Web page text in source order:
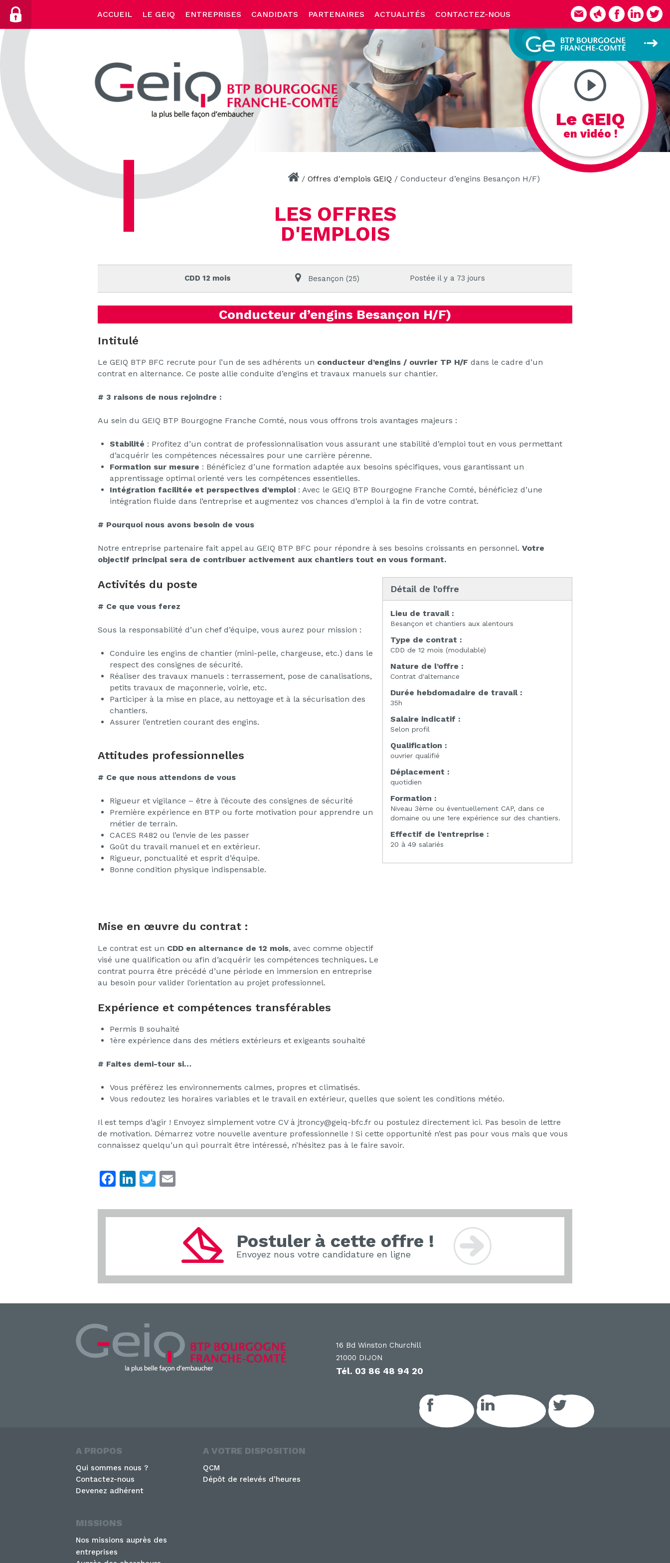
Skip
content
ACCUEIL LE GEIQ ENTREPRISES CANDIDATS PARTENAIRES ACTUALITÉS CONTACTEZ-NOUS
Le GEIQ
en vidéo !
/ Offres d'emplois GEIQ / Conducteur d’engins Besançon H/F)
LES OFFRES
D'EMPLOIS
CDD 12 mois Besançon (25) Postée il y a 73 jours
Conducteur d’engins Besançon H/F)
Intitulé
Le GEIQ BTP BFC recrute pour l’un de ses adhérents un conducteur d’engins / ouvrier TP H/F dans le cadre d’un
contrat en alternance. Ce poste allie conduite d’engins et travaux manuels sur chantier.
# 3 raisons de nous rejoindre :
Au sein du GEIQ BTP Bourgogne Franche Comté, nous vous offrons trois avantages majeurs :
Stabilité : Profitez d’un contrat de professionnalisation vous assurant une stabilité d’emploi tout en vous permettant
d’acquérir les compétences nécessaires pour une carrière pérenne.
Formation sur mesure : Bénéficiez d’une formation adaptée aux besoins spécifiques, vous garantissant un
apprentissage optimal orienté vers les compétences essentielles.
Intégration facilitée et perspectives d’emploi : Avec le GEIQ BTP Bourgogne Franche Comté, bénéficiez d’une
intégration fluide dans l’entreprise et augmentez vos chances d’emploi à la fin de votre contrat.
# Pourquoi nous avons besoin de vous
Notre entreprise partenaire fait appel au GEIQ BTP BFC pour répondre à ses besoins croissants en personnel. Votre
objectif principal sera de contribuer activement aux chantiers tout en vous formant.
Activités du poste
# Ce que vous ferez
Sous la responsabilité d’un chef d’équipe, vous aurez pour mission :
Conduire les engins de chantier (mini-pelle, chargeuse, etc.) dans le
respect des consignes de sécurité.
Réaliser des travaux manuels : terrassement, pose de canalisations,
petits travaux de maçonnerie, voirie, etc.
Participer à la mise en place, au nettoyage et à la sécurisation des
chantiers.
Assurer l’entretien courant des engins.
Attitudes professionnelles
# Ce que nous attendons de vous
Rigueur et vigilance – être à l’écoute des consignes de sécurité
Première expérience en BTP ou forte motivation pour apprendre un
métier de terrain.
CACES R482 ou l’envie de les passer
Goût du travail manuel et en extérieur.
Rigueur, ponctualité et esprit d’équipe.
Bonne condition physique indispensable.
Mise en œuvre du contrat :
Le contrat est un CDD en alternance de 12 mois, avec comme objectif
visé une qualification ou afin d’acquérir les compétences techniques. Le
contrat pourra être précédé d’une période en immersion en entreprise
au besoin pour valider l’orientation au projet professionnel.
Détail de l’offre
Lieu de travail :
Besançon et chantiers aux alentours
Type de contrat :
CDD de 12 mois (modulable)
Nature de l’offre :
Contrat d'alternance
Durée hebdomadaire de travail :
35h
Salaire indicatif :
Selon profil
Qualification :
ouvrier qualifié
Déplacement :
quotidien
Formation :
Niveau 3ème ou éventuellement CAP, dans ce
domaine ou une 1ere expérience sur des chantiers.
Effectif de l’entreprise :
20 à 49 salariés
Expérience et compétences transférables
Permis B souhaité
1ère expérience dans des métiers extérieurs et exigeants souhaité
# Faites demi-tour si…
Vous préférez les environnements calmes, propres et climatisés.
Vous redoutez les horaires variables et le travail en extérieur, quelles que soient les conditions météo.
Il est temps d’agir ! Envoyez simplement votre CV à jtroncy@geiq-bfc.fr ou postulez directement ici. Pas besoin de lettre
de motivation. Démarrez votre nouvelle aventure professionnelle ! Si cette opportunité n’est pas pour vous mais que vous
connaissez quelqu’un qui pourrait être intéressé, n’hésitez pas à le faire savoir.
F
c
o
Li
k
T
itt ai
Postuler à cette offre !
Envoyez nous votre candidature en ligne
16 Bd Winston Churchill
21000 DIJON
Tél. 03 86 48 94 20
Facebook LinkedIn GEIQ Twitter
A PROPOS
Qui sommes nous ?
Contactez-nous
Devenez adhérent
A VOTRE DISPOSITION
QCM
Dépôt de relevés d’heures
MISSIONS
Nos missions auprès des
entreprises